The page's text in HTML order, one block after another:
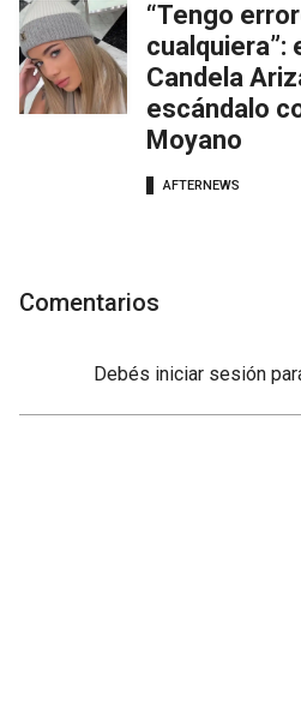
“Tengo
cualquiera”:
Candela
escándalo
Moyano
AFTERNEWS
Comentarios
Debés iniciar sesión